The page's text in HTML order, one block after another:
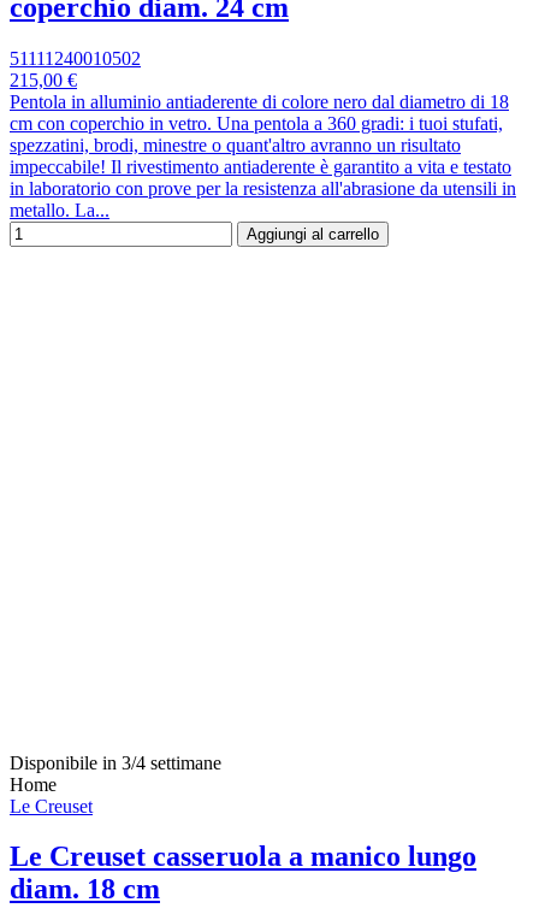
coperchio diam. 24 cm
51111240010502
215,00 €
Pentola in alluminio antiaderente di colore nero dal diametro di 18
cm con coperchio in vetro. Una pentola a 360 gradi: i tuoi stufati,
spezzatini, brodi, minestre o quant'altro avranno un risultato
impeccabile! Il rivestimento antiaderente è garantito a vita e testato
in laboratorio con prove per la resistenza all'abrasione da utensili in
metallo. La...
Aggiungi al carrello
Disponibile in 3/4 settimane
Home
Le Creuset
Le Creuset casseruola a manico lungo
diam. 18 cm